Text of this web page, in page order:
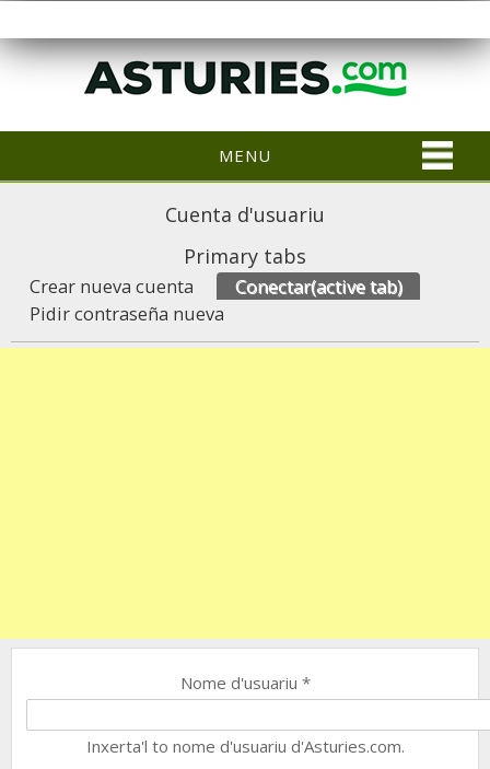
MENU
Cuenta d'usuariu
Primary tabs
Crear nueva cuenta Conectar(active tab)
Pidir contraseña nueva
Nome d'usuariu *
Inxerta'l to nome d'usuariu d'Asturies.com.